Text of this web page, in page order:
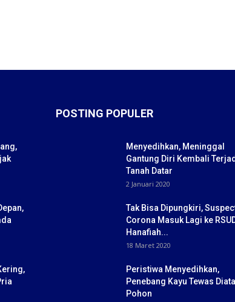
POSTING POPULER
Menyedihkan, Meninggal
Gantung Diri Kembali
Tanah Datar
2 Januari 2020
Tak Bisa Dipungkiri,
Corona Masuk Lagi ke
Hanafiah...
18 Maret 2020
Peristiwa Menyedihkan,
Penebang Kayu Tewas
Pohon